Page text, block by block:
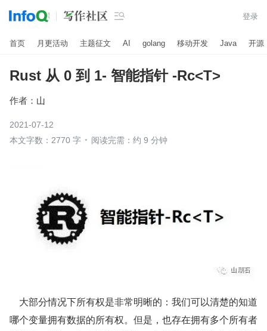
 登录
首页 月更活动 主题征文 AI golang 移动开发 Java 开源
Rust 从 0 到 1- 智能指针 -Rc<T>
作者： 山
2021-07-12
本文字数：2770 字
阅读完需：约 9 分钟
哪个变量拥有数据的所有权。但是，也存在拥有多个所有者